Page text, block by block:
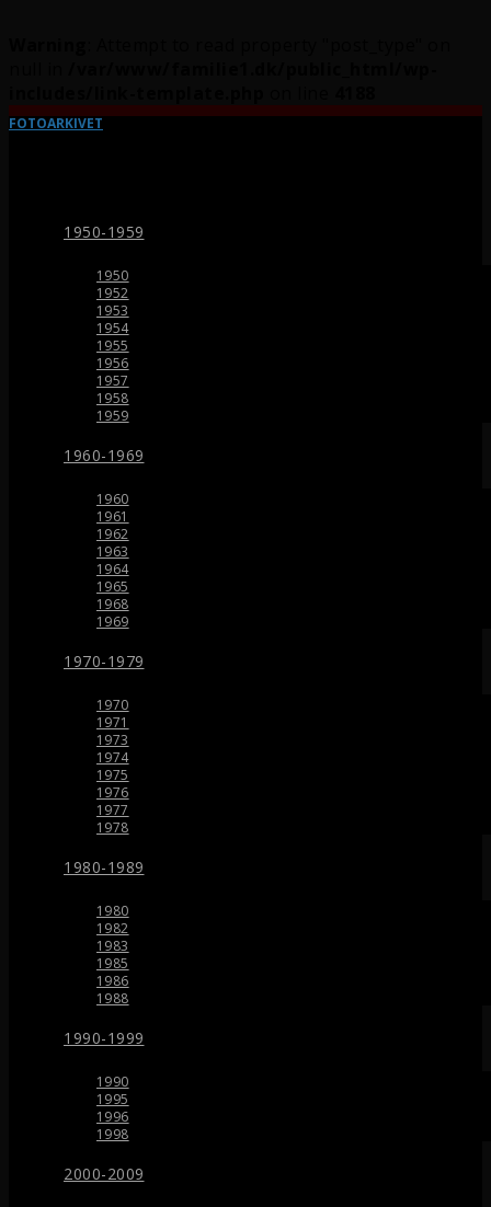
FOTOARKIVET
1950-1959
1950
1952
1953
1954
1955
1956
1957
1958
1959
1960-1969
1960
1961
1962
1963
1964
1965
1968
1969
1970-1979
1970
1971
1973
1974
1975
1976
1977
1978
1980-1989
1980
1982
1983
1985
1986
1988
1990-1999
1990
1995
1996
1998
2000-2009